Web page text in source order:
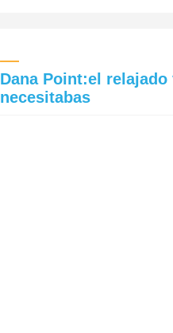
Dana Point:el
necesitabas